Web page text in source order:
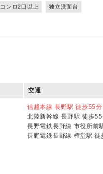
コンロ2口以上 独立洗面台
交通
信越本線 長野駅 徒歩55分
北陸新幹線 長野駅 徒歩
長野電鉄長野線 市役所前
長野電鉄長野線 権堂駅 徒